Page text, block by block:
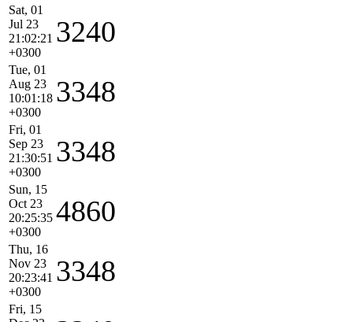
Sat, 01
Jul 23
21:02:21
+0300
3240
Tue, 01
Aug 23
10:01:18
+0300
3348
Fri, 01
Sep 23
21:30:51
+0300
3348
Sun, 15
Oct 23
20:25:35
+0300
4860
Thu, 16
Nov 23
20:23:41
+0300
3348
Fri, 15